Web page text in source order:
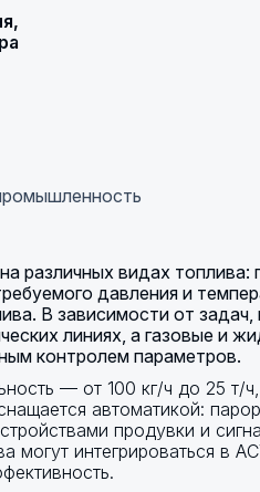
различных видах топлива:
давления и
В зависимости от
линиях, а газовые и
контролем параметров.
— от 100 кг/ч до 25
автоматикой:
продувки и
могут интегрироваться в